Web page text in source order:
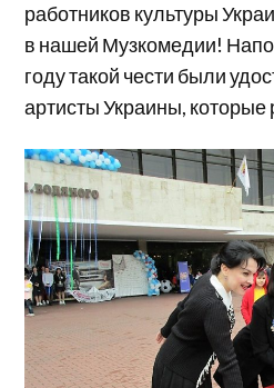
работников культуры
в нашей Музкомедии!
году такой чести были
артисты Украины, которые